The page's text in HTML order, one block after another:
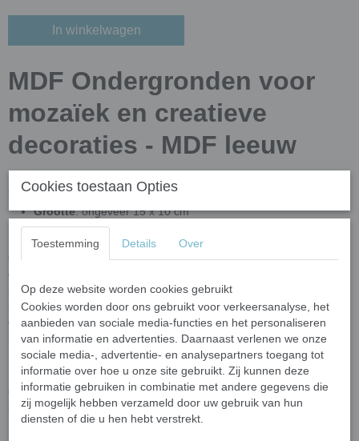
In winkelwagen
MDF Ondergronden voor
mozaïek en creatieve
decoraties - MDF leeuw
Afmetingen
Grootte: ongeveer 15 x 10 cm
Dikte:5 mm
Op zoek naar de perfecteondergrond voor mozaïekof andere
creatieve technieken? Bij
uitgebreide collectie ondergronden in diverse vormen en
materialen. Of je nu mozaïeksteentjes, verf, decoupage of andere
decoratietechnieken gebruikt, wij hebben de ideale basis voor jouw
kunstwerk!
Ruime keuze aan MDF figuren
OnzeMDF ondergrondenzijn perfect voor mozaïek, schilderen,
stippen, decoupage en meer. Kies uit verschillende vormen, zoals:
Ronde & vierkante ondergronden
Cookies toestaan Opties
Toestemming Details Over
Op deze website worden cookies gebruikt
Cookies worden door ons gebruikt voor verkeersanalyse, het
aanbieden van sociale media-functies en het personaliseren
van informatie en advertenties. Daarnaast verlenen we onze
sociale media-, advertentie- en analysepartners toegang tot
informatie over hoe u onze site gebruikt. Zij kunnen deze
informatie gebruiken in combinatie met andere gegevens die
zij mogelijk hebben verzameld door uw gebruik van hun
diensten of die u hen hebt verstrekt.